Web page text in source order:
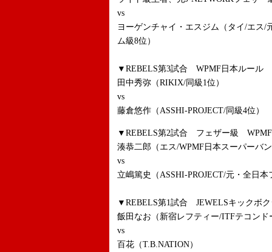
vs
ヨーゲンチャイ・エスジム（タイ/エス
ム級8位）
▼REBELS第3試合 WPMF日本ルール
田中秀弥（RIKIX/同級1位）
vs
藤倉悠作（ASSHI-PROJECT/同級4位）
▼REBELS第2試合 フェザー級
湊恭二郎（エス/WPMF日本スーパーバ
vs
立嶋篤史（ASSHI-PROJECT/元・全日
▼REBELS第1試合 JEWELSキックボ
飯田なお（新宿レフティー/ITFテコンド
vs
百花（T.B.NATION）